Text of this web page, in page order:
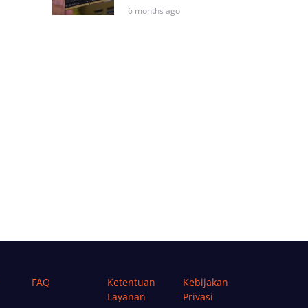
6 months ago
FAQ
Ketentuan
Layanan
Kebijakan
Privasi